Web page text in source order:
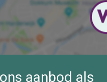
aanbod als